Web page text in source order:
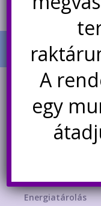
TERMÉK KATEGÓRIÁK
AKCIÓS TERMÉKEK
Mikrokontroller-
Energiatárolás
A
egy